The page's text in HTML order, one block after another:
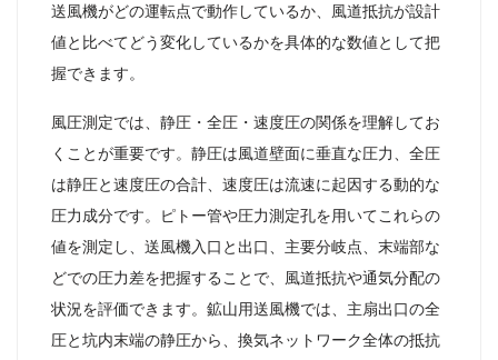
送風機がどの運転点で動作しているか、風道抵抗が設計
値と比べてどう変化しているかを具体的な数値として把
握できます。
風圧測定では、静圧・全圧・速度圧の関係を理解してお
くことが重要です。静圧は風道壁面に垂直な圧力、全圧
は静圧と速度圧の合計、速度圧は流速に起因する動的な
圧力成分です。ピトー管や圧力測定孔を用いてこれらの
値を測定し、送風機入口と出口、主要分岐点、末端部な
どでの圧力差を把握することで、風道抵抗や通気分配の
状況を評価できます。鉱山用送風機では、主扇出口の全
圧と坑内末端の静圧から、換気ネットワーク全体の抵抗